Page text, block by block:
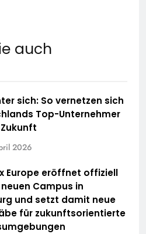
auch
sich: So vernetzen sich
Top-Unternehmer
2026
Europe eröffnet offiziell
Campus in
und setzt damit neue
für zukunftsorientierte